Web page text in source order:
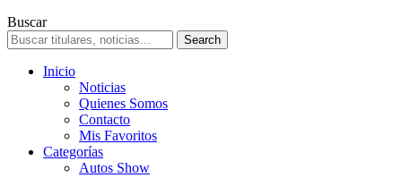
Buscar
Inicio
Noticias
Quienes Somos
Contacto
Mis Favoritos
Categorías
Autos Show